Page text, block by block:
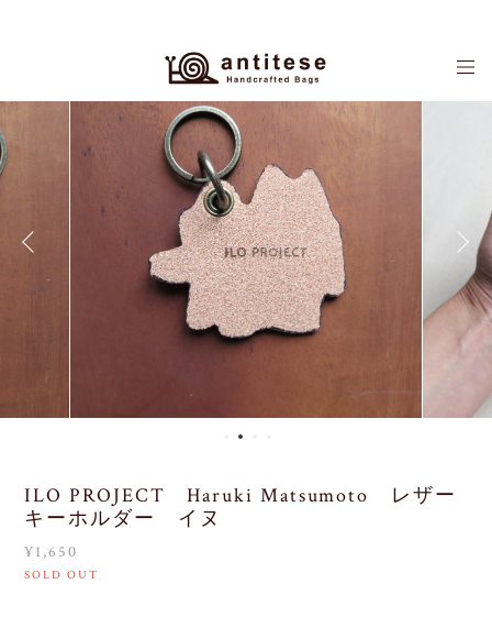
ILO PROJECT Haruki Matsumoto レザー
キーホルダー イヌ
¥1,650
SOLD OUT